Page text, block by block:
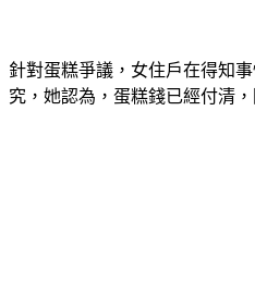
針對蛋糕爭議，女住戶在得知
究，她認為，蛋糕錢已經付清